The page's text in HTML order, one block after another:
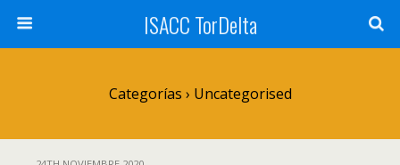
ISACC TorDelta
Categorías › Uncategorised